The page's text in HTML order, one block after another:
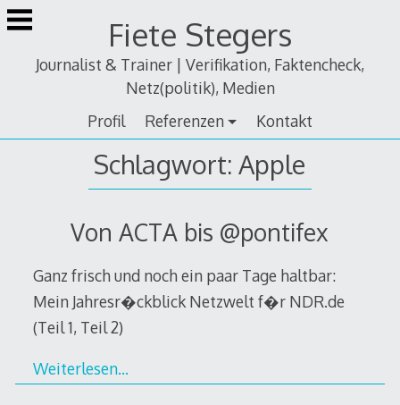
Zum
Inhalt
Fiete Stegers
Journalist & Trainer | Verifikation, Faktencheck,
Netz(politik), Medien
Profil
Referenzen Kontakt
Schlagwort:Apple
Von ACTA bis @pontifex
Ganz frisch und noch ein paar Tage haltbar:
Mein Jahresr�ckblick Netzwelt f�r NDR.de
(Teil 1, Teil 2)
Weiterlesen…